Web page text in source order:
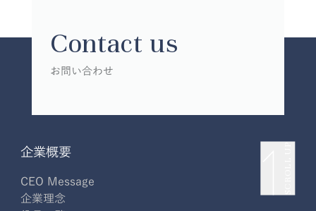
Contact us
お問い合わせ
企業概要
CEO Message
企業理念